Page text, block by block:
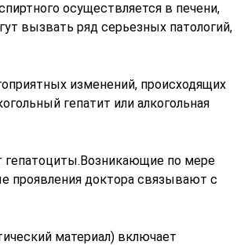
осуществляется в печени,
вызвать ряд серьезных патологий,
изменений, происходящих
гепатит или алкогольная
гепатоциты.Возникающие по мере
проявления доктора связывают с
материал) включает